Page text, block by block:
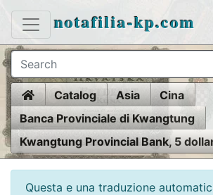
notafilia-kp.com
HomeCatalog Asia
Cina
Banca Provinciale di Kwangtung
Kwangtung Provincial Bank, 5
Questa e una traduzione